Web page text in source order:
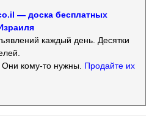
— доска бесплатных
каждый день. Десятки
кому-то нужны. Продайте их